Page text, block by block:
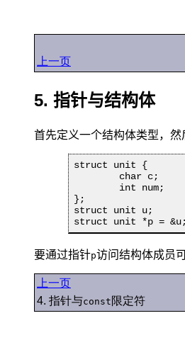
上一页
5. 指针与结构体
首先定义一个结构体类型，
struct unit {
};
struct unit u;
struct unit *p = &u;
要通过指针p访问结构体成员
上一页
4. 指针与const 限定符